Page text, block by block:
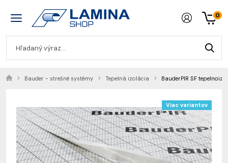
0
Bauder - strešné systémy Tepelná izolácia BauderPIR SF
Viac variantov